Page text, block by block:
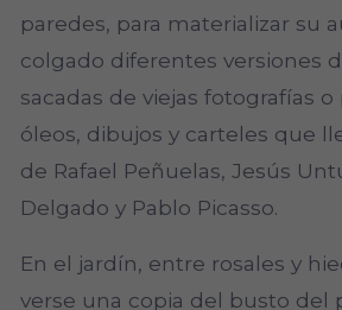
paredes, para materializar su
colgado diferentes versiones
sacadas de viejas fotografías
óleos, dibujos y carteles que
de Rafael Peñuelas, Jesús
Delgado y Pablo Picasso.
En el jardín, entre rosales y
verse una copia del busto del